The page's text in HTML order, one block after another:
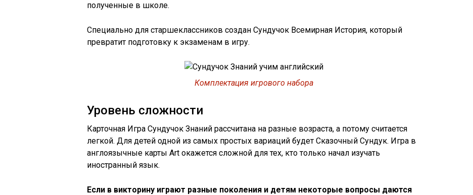
полученные в школе.
Специально для старшеклассников создан Сундучок Всемирная История, который
превратит подготовку к экзаменам в игру.
Комплектация игрового набора
Уровень сложности
Карточная Игра Сундучок Знаний рассчитана на разные возраста, а потому считается
легкой. Для детей одной из самых простых вариаций будет Сказочный Сундук. Игра в
англоязычные карты Art окажется сложной для тех, кто только начал изучать
иностранный язык.
Если в викторину играют разные поколения и детям некоторые вопросы даются